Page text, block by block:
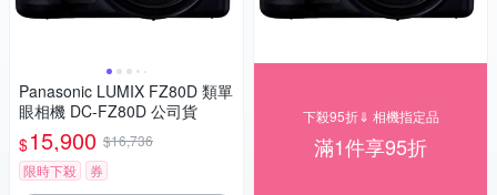
Panasonic LUMIX FZ80D 類單
眼相機 DC-FZ80D 公司貨
$15,900 $16,736
限時下殺
券
下殺95折⇓ 相機指定品
滿1件享95折